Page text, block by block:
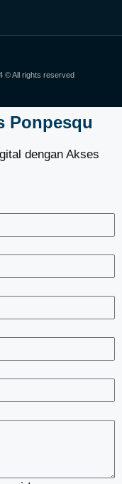
© All rights reserved
Ponpesqu
dengan Akses